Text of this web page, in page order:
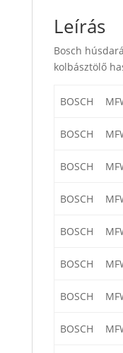
Leírás
Bosch
kolbásztölő
BOSCH
BOSCH
BOSCH
BOSCH
BOSCH
BOSCH
BOSCH
BOSCH